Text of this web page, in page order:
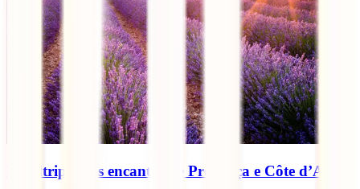
Roadtrip pelos encantos de Provença e Côte d’Azur